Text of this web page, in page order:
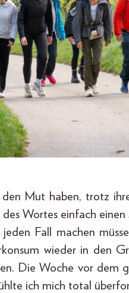
den Mut haben, trotz
Wortes einfach
Fall machen
wieder in den
Die Woche vor dem
ich mich total